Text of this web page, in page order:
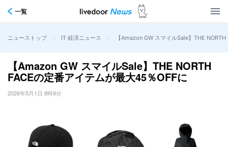
一覧
ニューストップ > IT 経済ニュース > 【Amazon GW スマイルSale】THE
【Amazon GW スマイルSale】THE NORTH
FACEの定番アイテムが最大45％OFFに
2026年5月1日 8時9分